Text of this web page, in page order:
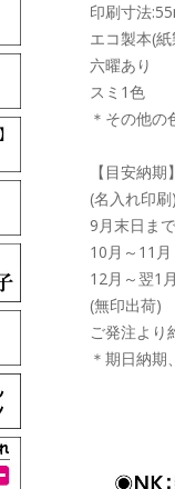
印刷寸法
エコ製本(
六曜あり
スミ1色
＊その他の
【目安納期】
(名入れ印刷)
9月末日ま
10月～11
12月～翌1
(無印出荷)
ご発注より
＊期日納期